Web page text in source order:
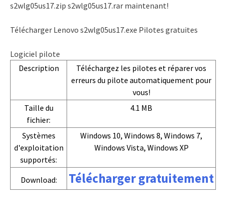
s2wlg05us17.zip s2wlg05us17.rar maintenant!
Télécharger Lenovo s2wlg05us17.exe Pilotes gratuites
Logiciel pilote
Description
Téléchargez les pilotes et réparer vos
erreurs du pilote automatiquement pour
vous!
Taille du
fichier:
4.1 MB
Systèmes
d'exploitation
supportés:
Windows 10, Windows 8, Windows 7,
Windows Vista, Windows XP
Download: Télécharger gratuitement